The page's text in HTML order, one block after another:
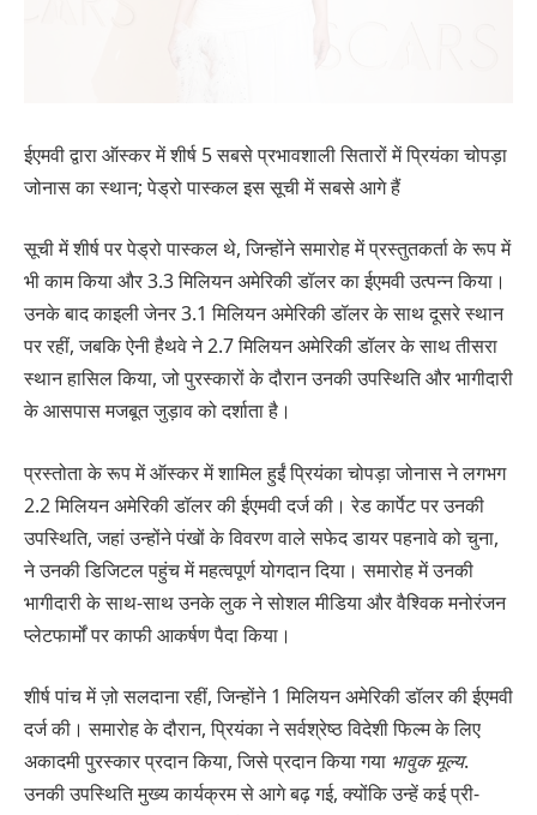
ईएमवी द्वारा ऑस्कर में शीर्ष 5 सबसे प्रभावशाली सितारों में प्रियंका चोपड़ा
जोनास का स्थान; पेड्रो पास्कल इस सूची में सबसे आगे हैं
सूची में शीर्ष पर पेड्रो पास्कल थे, जिन्होंने समारोह में प्रस्तुतकर्ता के रूप में
भी काम किया और 3.3 मिलियन अमेरिकी डॉलर का ईएमवी उत्पन्न किया।
उनके बाद काइली जेनर 3.1 मिलियन अमेरिकी डॉलर के साथ दूसरे स्थान
पर रहीं, जबकि ऐनी हैथवे ने 2.7 मिलियन अमेरिकी डॉलर के साथ तीसरा
स्थान हासिल किया, जो पुरस्कारों के दौरान उनकी उपस्थिति और भागीदारी
के आसपास मजबूत जुड़ाव को दर्शाता है।
प्रस्तोता के रूप में ऑस्कर में शामिल हुईं प्रियंका चोपड़ा जोनास ने लगभग
2.2 मिलियन अमेरिकी डॉलर की ईएमवी दर्ज की। रेड कार्पेट पर उनकी
उपस्थिति, जहां उन्होंने पंखों के विवरण वाले सफेद डायर पहनावे को चुना,
ने उनकी डिजिटल पहुंच में महत्वपूर्ण योगदान दिया। समारोह में उनकी
भागीदारी के साथ-साथ उनके लुक ने सोशल मीडिया और वैश्विक मनोरंजन
प्लेटफार्मों पर काफी आकर्षण पैदा किया।
शीर्ष पांच में ज़ो सलदाना रहीं, जिन्होंने 1 मिलियन अमेरिकी डॉलर की ईएमवी
दर्ज की। समारोह के दौरान, प्रियंका ने सर्वश्रेष्ठ विदेशी फिल्म के लिए
अकादमी पुरस्कार प्रदान किया, जिसे प्रदान किया गया भावुक मूल्य.
उनकी उपस्थिति मुख्य कार्यक्रम से आगे बढ़ गई, क्योंकि उन्हें कई प्री-